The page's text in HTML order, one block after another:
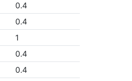
0.4
0.4
1
0.4
0.4